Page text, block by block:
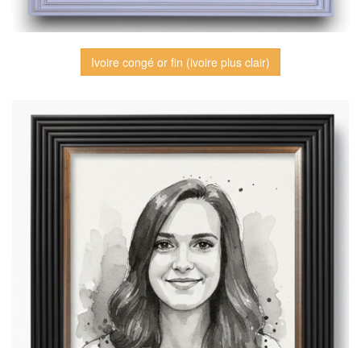
Ivoire congé or fin (ivoire plus clair)